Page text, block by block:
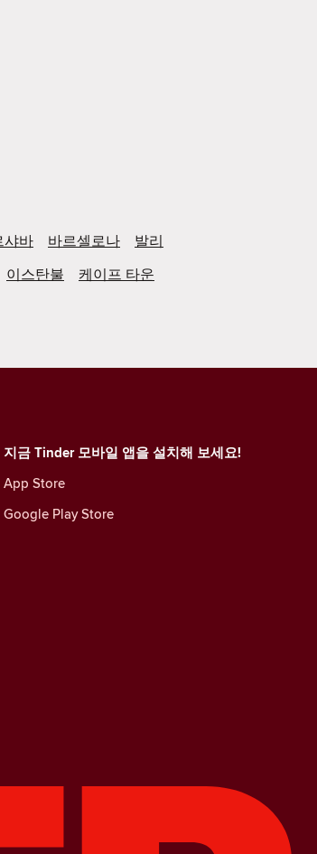
샤바 바르셀로나
발리
이스탄불
케이프 타운
지금 Tinder 모바일 앱을 설치해 보세요!
App Store
Google Play Store